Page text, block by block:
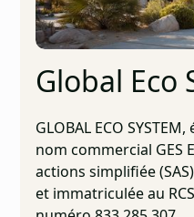
Global Eco
GLOBAL ECO
nom commercial GES
actions simplifiée
et immatriculée au